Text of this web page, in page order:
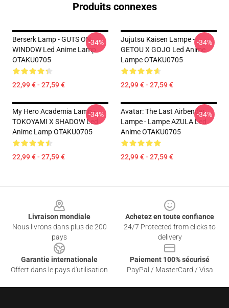
Produits connexes
Berserk Lamp - GUTS ON
WINDOW Led Anime Lamp
OTAKU0705
22,99 € - 27,59 €
-34%
Jujutsu Kaisen Lampe -
GETOU X GOJO Led Anime
Lampe OTAKU0705
22,99 € - 27,59 €
-34%
My Hero Academia Lamp -
TOKOYAMI X SHADOW Led
Anime Lamp OTAKU0705
22,99 € - 27,59 €
-34%
Avatar: The Last Airbender
Lampe - Lampe AZULA Led
Anime OTAKU0705
22,99 € - 27,59 €
-34%
Livraison mondiale
Nous livrons dans plus de 200
pays
Achetez en toute confiance
24/7 Protected from clicks to
delivery
Garantie internationale
Offert dans le pays d'utilisation
Paiement 100% sécurisé
PayPal / MasterCard / Visa